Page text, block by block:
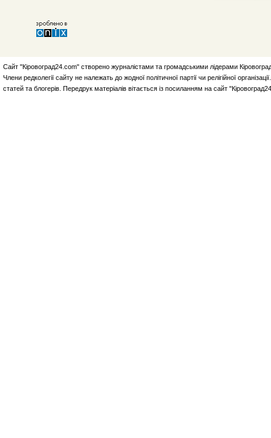
Сайт "Кіровоград24.com" створено журналістами та громадськими лідерами
Члени редколегії сайту не належать до жодної політичної партії чи релігійної
статей та блогерів. Передрук матеріалів вітається із посиланням на сайт